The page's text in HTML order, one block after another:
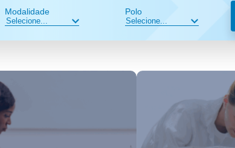
Modalidade Polo